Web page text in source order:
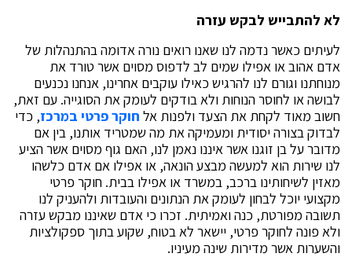
לא להתבייש לבקש עזרה
לעיתים כאשר נדמה לנו שאנו רואים נורה אדומה בהתנהלות של
אדם אהוב או אפילו שמים לב לדפוס מסוים אשר טורד את
מנוחתנו וגורם לנו להרגיש כאילו עוקבים אחרינו, אנחנו נכנעים
לבושה או לחוסר הנוחות ולא בודקים לעומק את הסוגייה. עם זאת,
חשוב מאוד לקחת את הצעד ולפנות אל חוקר פרטי במרכז, כדי
לבדוק בצורה יסודית ומעמיקה את מה שמטריד אותנו, בין אם
מדובר על בן זוגנו אשר איננו נאמן לנו, האם גוף מסוים אשר הציע
לנו שירות הוא למעשה מבצע הונאה, או אפילו אם אדם כלשהו
מאזין לשיחותינו ברכב, במשרד או אפילו בבית. חוקר פרטי
מקצועי יוכל לבחון לעומק את הנתונים והעובדות ולהעניק לנו
תשובה מפורטת, כנה ואמיתית. זכרו כי אדם שאיננו מבקש עזרה
ולא פונה לחוקר פרטי, יישאר לא בטוח, שקוע בתוך ספקולציות
והשערות אשר מדירות שינה מעיניו.